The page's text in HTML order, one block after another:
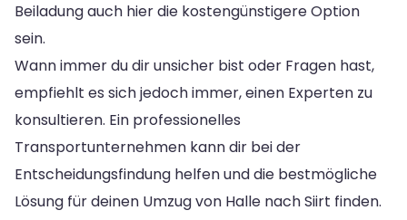
Beiladung auch hier die kostengünstigere Option
sein.
Wann immer du dir unsicher bist oder Fragen hast,
empfiehlt es sich jedoch immer, einen Experten zu
konsultieren. Ein professionelles
Transportunternehmen kann dir bei der
Entscheidungsfindung helfen und die bestmögliche
Lösung für deinen Umzug von Halle nach Siirt finden.